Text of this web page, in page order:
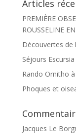
Articles
PREMIÈRE
ROUSSELINE
Découvertes de
Séjours
Rando Ornitho
Phoques et
Jacques Le